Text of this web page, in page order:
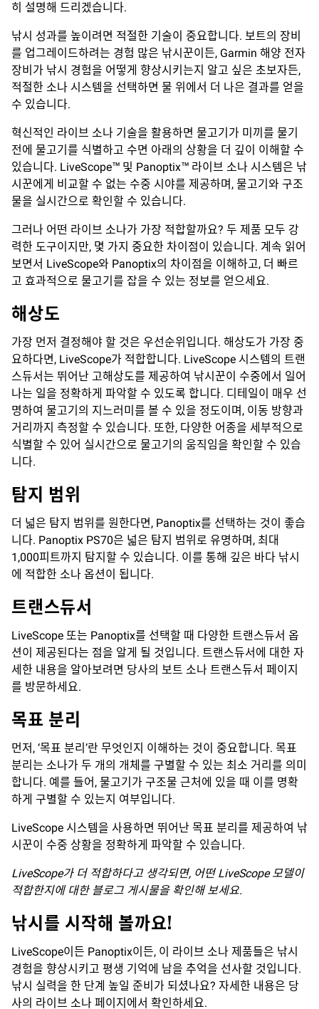
히 설명해 드리겠습니다.
낚시 성과를 높이려면 적절한 기술이 중요합니다. 보트의 장비
를 업그레이드하려는 경험 많은 낚시꾼이든, Garmin 해양 전자
장비가 낚시 경험을 어떻게 향상시키는지 알고 싶은 초보자든,
적절한 소나 시스템을 선택하면 물 위에서 더 나은 결과를 얻을
수 있습니다.
혁신적인 라이브 소나 기술을 활용하면 물고기가 미끼를 물기
전에 물고기를 식별하고 수면 아래의 상황을 더 깊이 이해할 수
있습니다. LiveScope™ 및 Panoptix™ 라이브 소나 시스템은 낚
시꾼에게 비교할 수 없는 수중 시야를 제공하며, 물고기와 구조
물을 실시간으로 확인할 수 있습니다.
그러나 어떤 라이브 소나가 가장 적합할까요? 두 제품 모두 강
력한 도구이지만, 몇 가지 중요한 차이점이 있습니다. 계속 읽어
보면서 LiveScope와 Panoptix의 차이점을 이해하고, 더 빠르
고 효과적으로 물고기를 잡을 수 있는 정보를 얻으세요.
해상도
가장 먼저 결정해야 할 것은 우선순위입니다. 해상도가 가장 중
요하다면, LiveScope가 적합합니다. LiveScope 시스템의 트랜
스듀서는 뛰어난 고해상도를 제공하여 낚시꾼이 수중에서 일어
나는 일을 정확하게 파악할 수 있도록 합니다. 디테일이 매우 선
명하여 물고기의 지느러미를 볼 수 있을 정도이며, 이동 방향과
거리까지 측정할 수 있습니다. 또한, 다양한 어종을 세부적으로
식별할 수 있어 실시간으로 물고기의 움직임을 확인할 수 있습
니다.
탐지 범위
더 넓은 탐지 범위를 원한다면, Panoptix를 선택하는 것이 좋습
니다. Panoptix PS70은 넓은 탐지 범위로 유명하며, 최대
1,000피트까지 탐지할 수 있습니다. 이를 통해 깊은 바다 낚시
에 적합한 소나 옵션이 됩니다.
트랜스듀서
LiveScope 또는 Panoptix를 선택할 때 다양한 트랜스듀서 옵
션이 제공된다는 점을 알게 될 것입니다. 트랜스듀서에 대한 자
세한 내용을 알아보려면 당사의 보트 소나 트랜스듀서 페이지
를 방문하세요.
목표 분리
먼저, ‘목표 분리’란 무엇인지 이해하는 것이 중요합니다. 목표
분리는 소나가 두 개의 개체를 구별할 수 있는 최소 거리를 의미
합니다. 예를 들어, 물고기가 구조물 근처에 있을 때 이를 명확
하게 구별할 수 있는지 여부입니다.
LiveScope 시스템을 사용하면 뛰어난 목표 분리를 제공하여 낚
시꾼이 수중 상황을 정확하게 파악할 수 있습니다.
LiveScope가 더 적합하다고 생각되면, 어떤 LiveScope모델이
적합한지에 대한 블로그 게시물을 확인해 보세요.
낚시를 시작해 볼까요!
LiveScope이든 Panoptix이든, 이 라이브 소나 제품들은 낚시
경험을 향상시키고 평생 기억에 남을 추억을 선사할 것입니다.
낚시 실력을 한 단계 높일 준비가 되셨나요? 자세한 내용은 당
사의 라이브 소나 페이지에서 확인하세요.